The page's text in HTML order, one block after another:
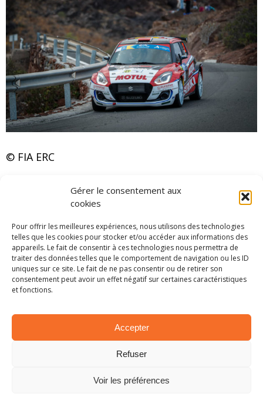
Gérer le consentement aux
cookies
Pour offrir les meilleures expériences, nous utilisons des technologies
telles que les cookies pour stocker et/ou accéder aux informations des
appareils. Le fait de consentir à ces technologies nous permettra de
traiter des données telles que le comportement de navigation ou les ID
uniques sur ce site. Le fait de ne pas consentir ou de retirer son
consentement peut avoir un effet négatif sur certaines caractéristiques
et fonctions.
Accepter
Refuser
Voir les préférences
© FIA ERC
venir voler la vedette à Javier Pardo Siota. S’il a
cette saison, le pilote Suzuki était, ce week-end,
clairement battu. Qui plus est à domicile ! Mais,
au final, c’est pourtant lui qui l’emporte, venant
ainsi décrocher un titre amplement mérité.
Pourtant, en début d’épreuve, cela semblait bien
chrono par Joan Vinyes, Pardo Siota ne pouvait
se défendre dans la deuxième spéciale. Sa
monture y perdait beaucoup de puissance ce qui
malgré tout à remonter, l’autre pilote Suzuki, qui